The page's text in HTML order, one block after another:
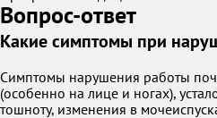
Вопрос-ответ
Какие симптомы при
Симптомы нарушения работы
(особенно на лице и ногах),
тошноту, изменения в